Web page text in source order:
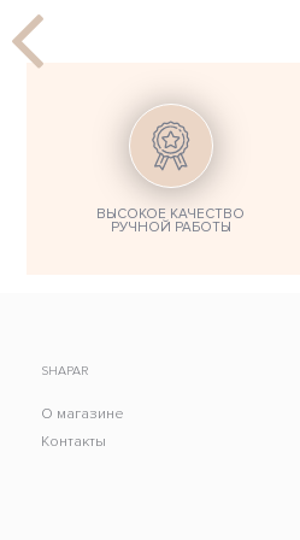
ВЫСОКОЕ КАЧЕСТВО
РУЧНОЙ РАБОТЫ
SHAPAR
О магазине
Контакты